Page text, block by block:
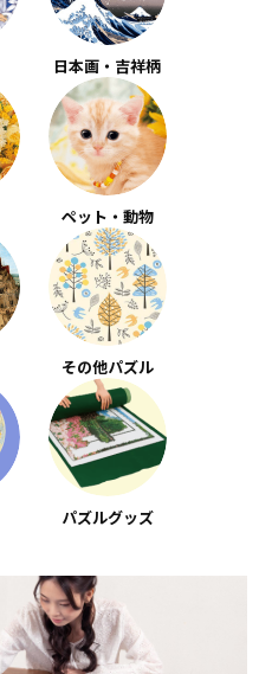
日本画・吉祥柄
ペット・動物
その他パズル
パズルグッズ